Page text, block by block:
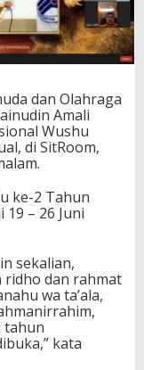
dan Olahraga
Amali
Wushu
di SitRoom,
ke-2 Tahun
– 26 Juni
sekalian,
ridho dan rahmat
wa ta’ala,
tahun
kata